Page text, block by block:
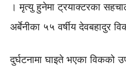
। मृत्यु हुनेमा ट्रयाक्टरका
अर्बेनीका ५५ वर्षीय देवबहादुर
दुर्घटनामा घाइते भएका विकको